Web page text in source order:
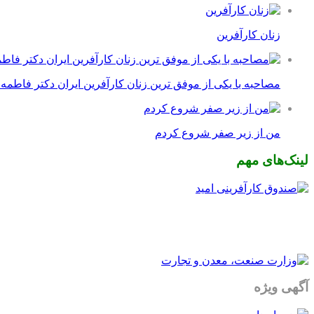
زنان کارآفرین
مصاحبه با یکی از موفق ترین زنان کارآفرین ایران دکتر
من از زیر صفر شروع کردم
لینک‌های مهم
آگهی ویژه